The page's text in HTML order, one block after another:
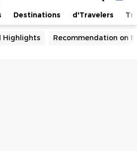
Destinations d'Travelers
Highlights Recommendation on